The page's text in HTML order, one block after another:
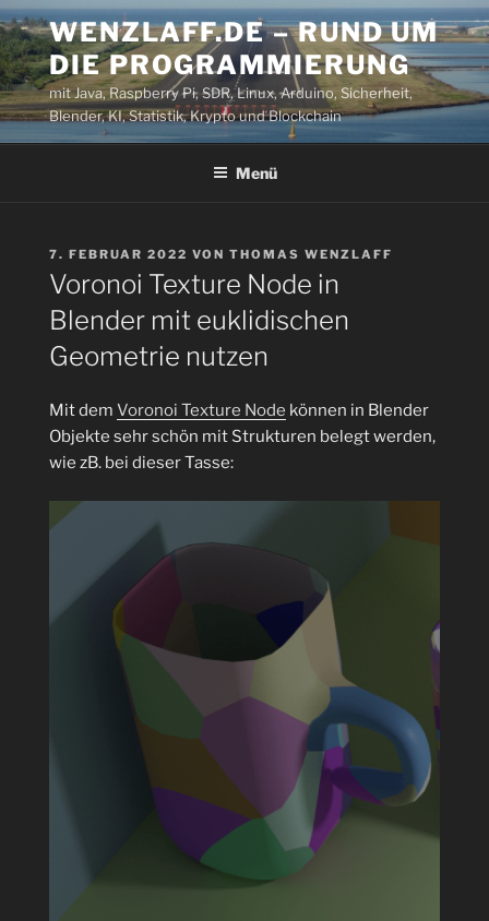
Zum
Inhalt
springen
WENZLAFF.DE – RUND UM
DIE PROGRAMMIERUNG
mit Java, Raspberry Pi, SDR, Linux, Arduino, Sicherheit,
Blender, KI, Statistik, Krypto und Blockchain
Menü
VERÖFFENTLICHT
AM
7. FEBRUAR 2022 VON THOMAS WENZLAFF
Voronoi Texture Node in
Blender mit euklidischen
Geometrie nutzen
Mit dem Voronoi Texture Node können in Blender
Objekte sehr schön mit Strukturen belegt werden,
wie zB. bei dieser Tasse: